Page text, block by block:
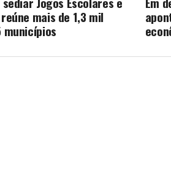
mais de 1,3 mil
municípios